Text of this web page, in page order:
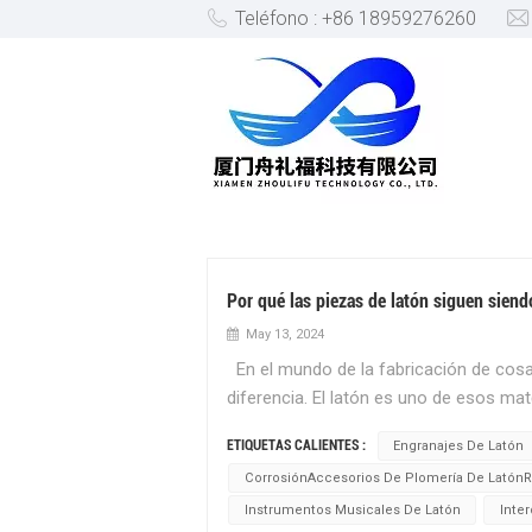
Teléfono : +86 18959276260
INTERCAMBIADORES DE
Por qué las piezas de latón siguen
May 13, 2024
En el mundo de la fabricación de
diferencia. El latón es uno de esos
necesarias en muchas industrias
ingenieros crear diseños muy
duros. Esto significa que las
ETIQUETAS CALIENTES : Engranajes De Latón
CorrosiónAccesorios De Plomería De
Instrumentos Musicales De Latón